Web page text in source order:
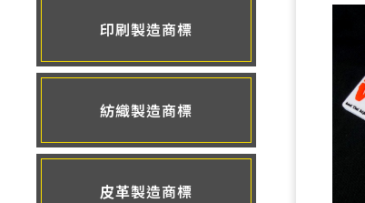
印刷製造商標
紡織製造商標
皮革製造商標